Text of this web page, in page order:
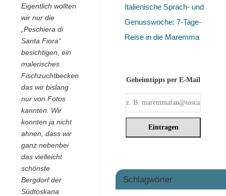
Eigentlich wollten
wir nur die
„Peschiera di
Santa Fiora“
besichtigen, ein
malerisches
Fischzuchtbecken,
das wir bislang
nur von Fotos
kannten. Wir
konnten ja nicht
ahnen, dass wir
ganz nebenbei
das vielleicht
schönste
Bergdorf der
Südtoskana
Italienische Sprach- und
Genusswoche: 7-Tage-
Reise in die Maremma
Geheimtipps per E-Mail
Schlagwörter